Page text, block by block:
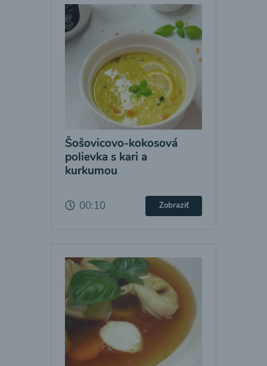
Šošovicovo-kokosová
polievka s kari a
kurkumou
00:10 Zobraziť